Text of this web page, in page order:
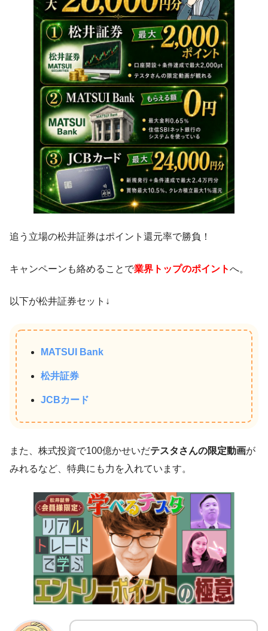
追う立場の松井証券はポイント還元率で勝負！
キャンペーンも絡めることで業界トップのポイントへ。
以下が松井証券セット↓
MATSUI Bank
松井証券
JCBカード
また、株式投資で100億かせいだテスタさんの限定動画が
みれるなど、特典にも力を入れています。